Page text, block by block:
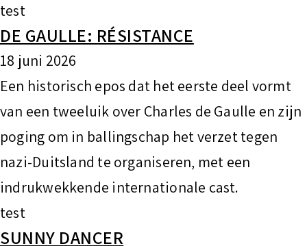
test
DE GAULLE: RÉSISTANCE
18 juni 2026
Een historisch epos dat het eerste deel vormt
van een tweeluik over Charles de Gaulle en zijn
poging om in ballingschap het verzet tegen
nazi-Duitsland te organiseren, met een
indrukwekkende internationale cast.
test
SUNNY DANCER